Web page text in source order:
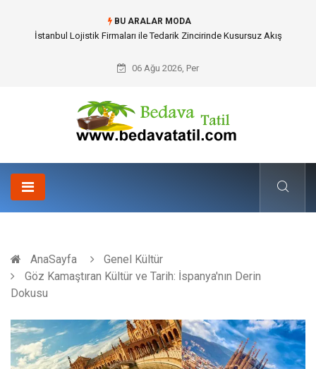
BU ARALAR MODA
Dalaman Bozburun Transfer: Seyahat Prestijinde Ve Zaman Yönetiminde
06 Ağu 2026, Per
AnaSayfa
Genel Kültür
Göz Kamaştıran Kültür ve Tarih: İspanya'nın Derin
Dokusu